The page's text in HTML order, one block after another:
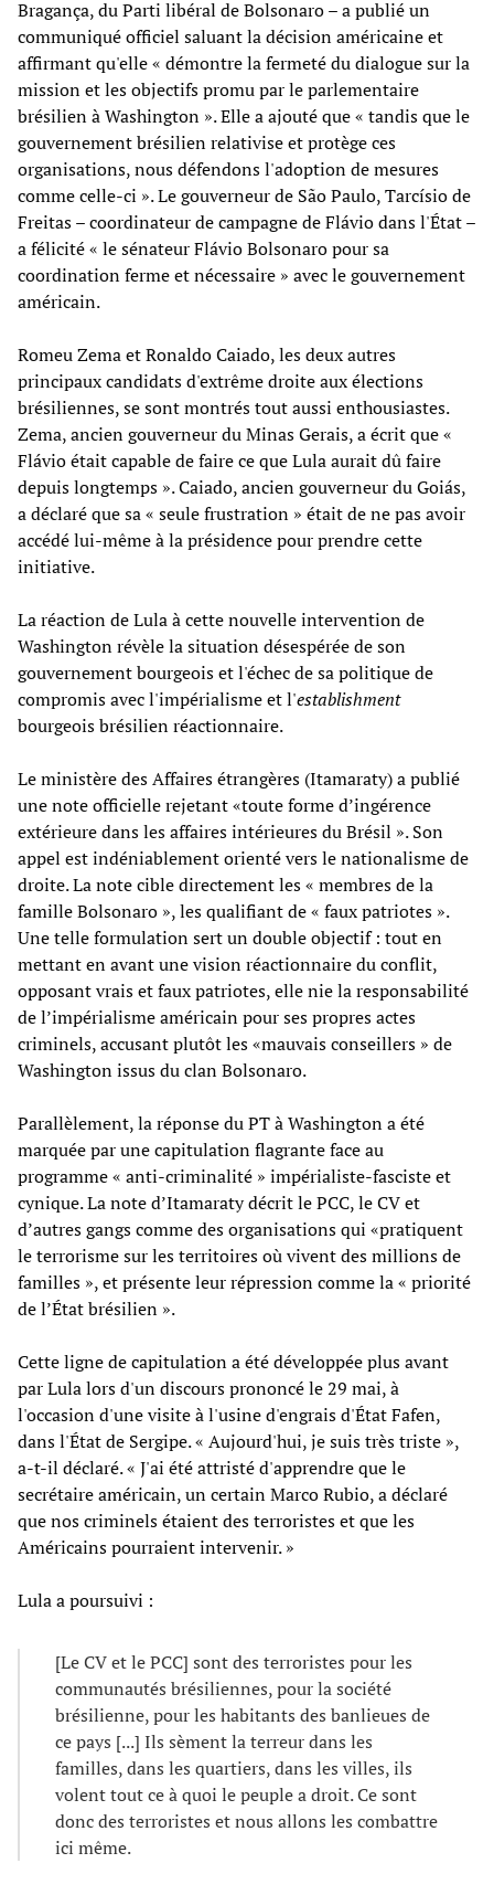
Bragança, du Parti libéral de Bolsonaro – a publié un
communiqué officiel saluant la décision américaine et
affirmant qu'elle « démontre la fermeté du dialogue sur la
mission et les objectifs promu par le parlementaire
brésilien à Washington ». Elle a ajouté que « tandis que le
gouvernement brésilien relativise et protège ces
organisations, nous défendons l'adoption de mesures
comme celle-ci ». Le gouverneur de São Paulo, Tarcísio de
Freitas – coordinateur de campagne de Flávio dans l'État –
a félicité « le sénateur Flávio Bolsonaro pour sa
coordination ferme et nécessaire » avec le gouvernement
américain.
Romeu Zema et Ronaldo Caiado, les deux autres
principaux candidats d'extrême droite aux élections
brésiliennes, se sont montrés tout aussi enthousiastes.
Zema, ancien gouverneur du Minas Gerais, a écrit que «
Flávio était capable de faire ce que Lula aurait dû faire
depuis longtemps ». Caiado, ancien gouverneur du Goiás,
a déclaré que sa « seule frustration » était de ne pas avoir
accédé lui-même à la présidence pour prendre cette
initiative.
La réaction de Lula à cette nouvelle intervention de
Washington révèle la situation désespérée de son
gouvernement bourgeois et l'échec de sa politique de
compromis avec l'impérialisme et l'establishment
bourgeois brésilien réactionnaire.
Le ministère des Affaires étrangères (Itamaraty) a publié
une note officielle rejetant «toute forme d’ingérence
extérieure dans les affaires intérieures du Brésil ». Son
appel est indéniablement orienté vers le nationalisme de
droite. La note cible directement les « membres de la
famille Bolsonaro », les qualifiant de « faux patriotes ».
Une telle formulation sert un double objectif : tout en
mettant en avant une vision réactionnaire du conflit,
opposant vrais et faux patriotes, elle nie la responsabilité
de l’impérialisme américain pour ses propres actes
criminels, accusant plutôt les «mauvais conseillers » de
Washington issus du clan Bolsonaro.
Parallèlement, la réponse du PT à Washington a été
marquée par une capitulation flagrante face au
programme « anti-criminalité » impérialiste-fasciste et
cynique. La note d’Itamaraty décrit le PCC, le CV et
d’autres gangs comme des organisations qui «pratiquent
le terrorisme sur les territoires où vivent des millions de
familles », et présente leur répression comme la « priorité
de l’État brésilien ».
Cette ligne de capitulation a été développée plus avant
par Lula lors d'un discours prononcé le 29 mai, à
l'occasion d'une visite à l'usine d'engrais d'État Fafen,
dans l'État de Sergipe. « Aujourd'hui, je suis très triste »,
a-t-il déclaré. « J'ai été attristé d'apprendre que le
secrétaire américain, un certain Marco Rubio, a déclaré
que nos criminels étaient des terroristes et que les
Américains pourraient intervenir. »
Lula a poursuivi :
[Le CV et le PCC] sont des terroristes pour les
communautés brésiliennes, pour la société
brésilienne, pour les habitants des banlieues de
ce pays [...] Ils sèment la terreur dans les
familles, dans les quartiers, dans les villes, ils
volent tout ce à quoi le peuple a droit. Ce sont
donc des terroristes et nous allons les combattre
ici même.